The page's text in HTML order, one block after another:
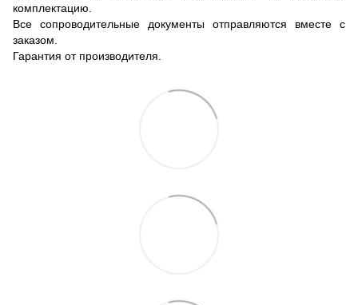
комплектацию.
Все сопроводительные документы отправляются вместе с
заказом.
Гарантия от производителя.